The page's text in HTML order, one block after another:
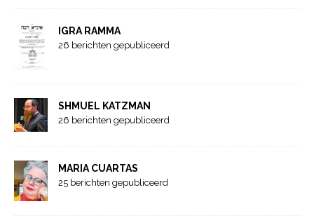
IGRA RAMMA
26 berichten gepubliceerd
SHMUEL KATZMAN
26 berichten gepubliceerd
MARIA CUARTAS
25 berichten gepubliceerd